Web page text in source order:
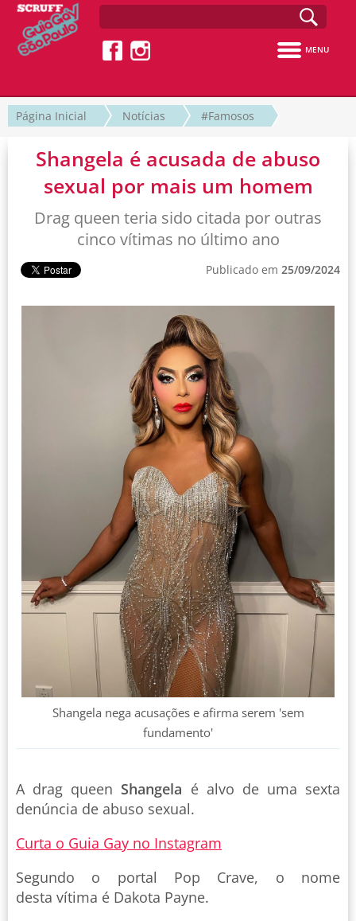
MENU
Página Inicial Notícias #Famosos
Shangela é acusada de abuso
sexual por mais um homem
Drag queen teria sido citada por outras
cinco vítimas no último ano
Publicado em 25/09/2024
Shangela nega acusações e afirma serem 'sem
fundamento'
A drag queen Shangela é alvo de uma sexta
denúncia de abuso sexual.
Curta o Guia Gay no Instagram
Segundo o portal Pop Crave, o nome
desta vítima é Dakota Payne.